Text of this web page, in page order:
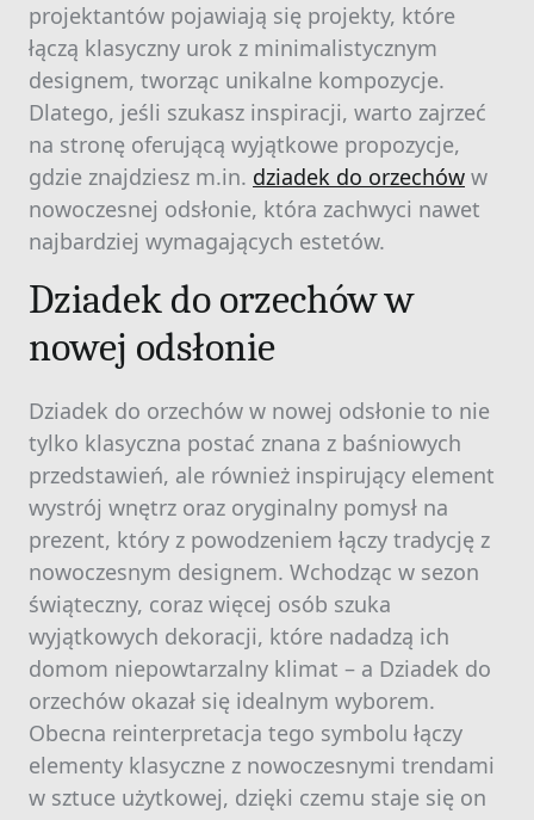
projektantów pojawiają się projekty, które
łączą klasyczny urok z minimalistycznym
designem, tworząc unikalne kompozycje.
Dlatego, jeśli szukasz inspiracji, warto zajrzeć
na stronę oferującą wyjątkowe propozycje,
gdzie znajdziesz m.in. dziadek do orzechów w
nowoczesnej odsłonie, która zachwyci nawet
najbardziej wymagających estetów.
Dziadek do orzechów w
nowej odsłonie
Dziadek do orzechów w nowej odsłonie to nie
tylko klasyczna postać znana z baśniowych
przedstawień, ale również inspirujący element
wystrój wnętrz oraz oryginalny pomysł na
prezent, który z powodzeniem łączy tradycję z
nowoczesnym designem. Wchodząc w sezon
świąteczny, coraz więcej osób szuka
wyjątkowych dekoracji, które nadadzą ich
domom niepowtarzalny klimat – a Dziadek do
orzechów okazał się idealnym wyborem.
Obecna reinterpretacja tego symbolu łączy
elementy klasyczne z nowoczesnymi trendami
w sztuce użytkowej, dzięki czemu staje się on